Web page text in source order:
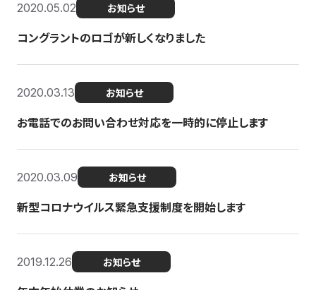
2020.05.02 お知らせ
コングラントのロゴが新しくなりました
2020.03.13 お知らせ
お電話でのお問い合わせ対応を一時的に停止します
2020.03.09 お知らせ
新型コロナウイルス緊急支援制度を開始します
2019.12.26 お知らせ